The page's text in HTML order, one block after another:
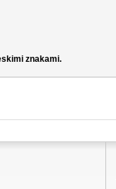
znakami.